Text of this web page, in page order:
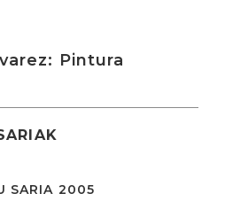
Pintura
SARIA 2005